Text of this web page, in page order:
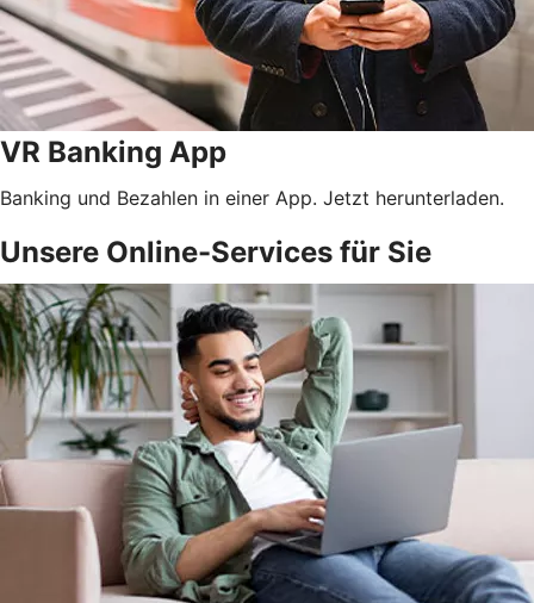
VR Banking App
Banking und Bezahlen in einer App. Jetzt herunterladen.
Unsere Online-Services für Sie